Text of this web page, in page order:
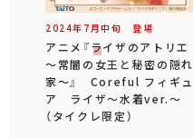
2024年 7 月中旬 登場
アニメ『ライザのアトリエ
～常闇の女王と秘密の隠れ
家～』 Coreful フィギュ
ア ライザ～水着ver.～
（タイクレ限定）